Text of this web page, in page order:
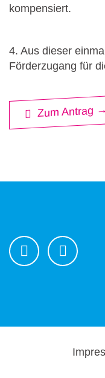
kompensiert.
4. Aus dieser
Förderzugang für
Zum Antrag →